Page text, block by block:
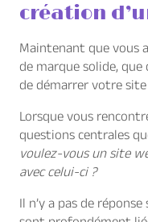
création
Maintenant que vous
de marque solide,
de démarrer votre
Lorsque vous
questions centrales
voulez-vous un site
avec celui-ci ?
Il n’y a pas de